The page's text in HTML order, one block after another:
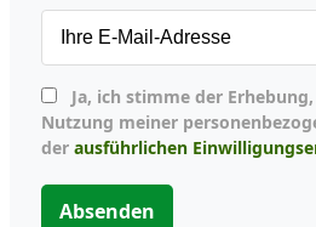
Nutzung meiner
der ausführlichen
Absenden